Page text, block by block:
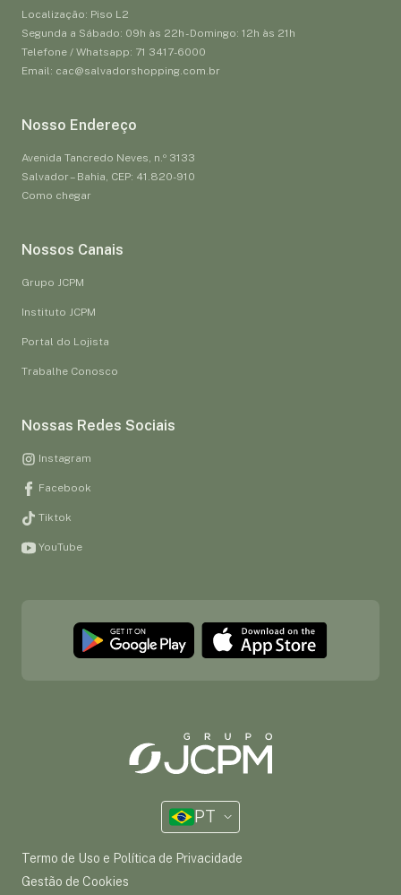
Localização: Piso L2
Segunda a Sábado: 09h às 22h - Domingo: 12h às 21h
Telefone / Whatsapp: 71 3417-6000
Email: cac@salvadorshopping.com.br
Nosso Endereço
Avenida Tancredo Neves, n.º 3133
Salvador – Bahia, CEP: 41.820-910
Como chegar
Nossos Canais
Grupo JCPM
Instituto JCPM
Portal do Lojista
Trabalhe Conosco
Nossas Redes Sociais
Instagram
Facebook
Tiktok
YouTube
PT
Termo de Uso e Política de Privacidade
Gestão de Cookies